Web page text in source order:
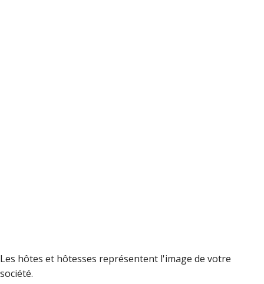
Les hôtes et hôtesses représentent l'image de votre
société.